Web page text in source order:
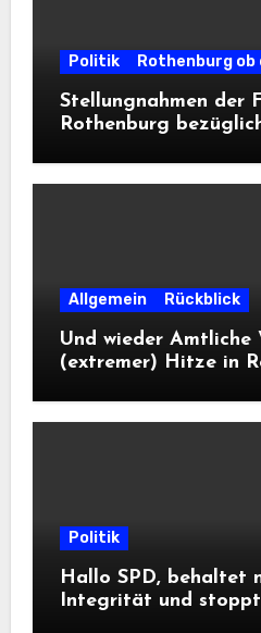
Politik Rothenburg ob
Stellungnahmen der
Rothenburg
Allgemein Rückblick
Und wieder Amtliche
(extremer) Hitze in
Politik
Hallo SPD, behaltet
Integrität und